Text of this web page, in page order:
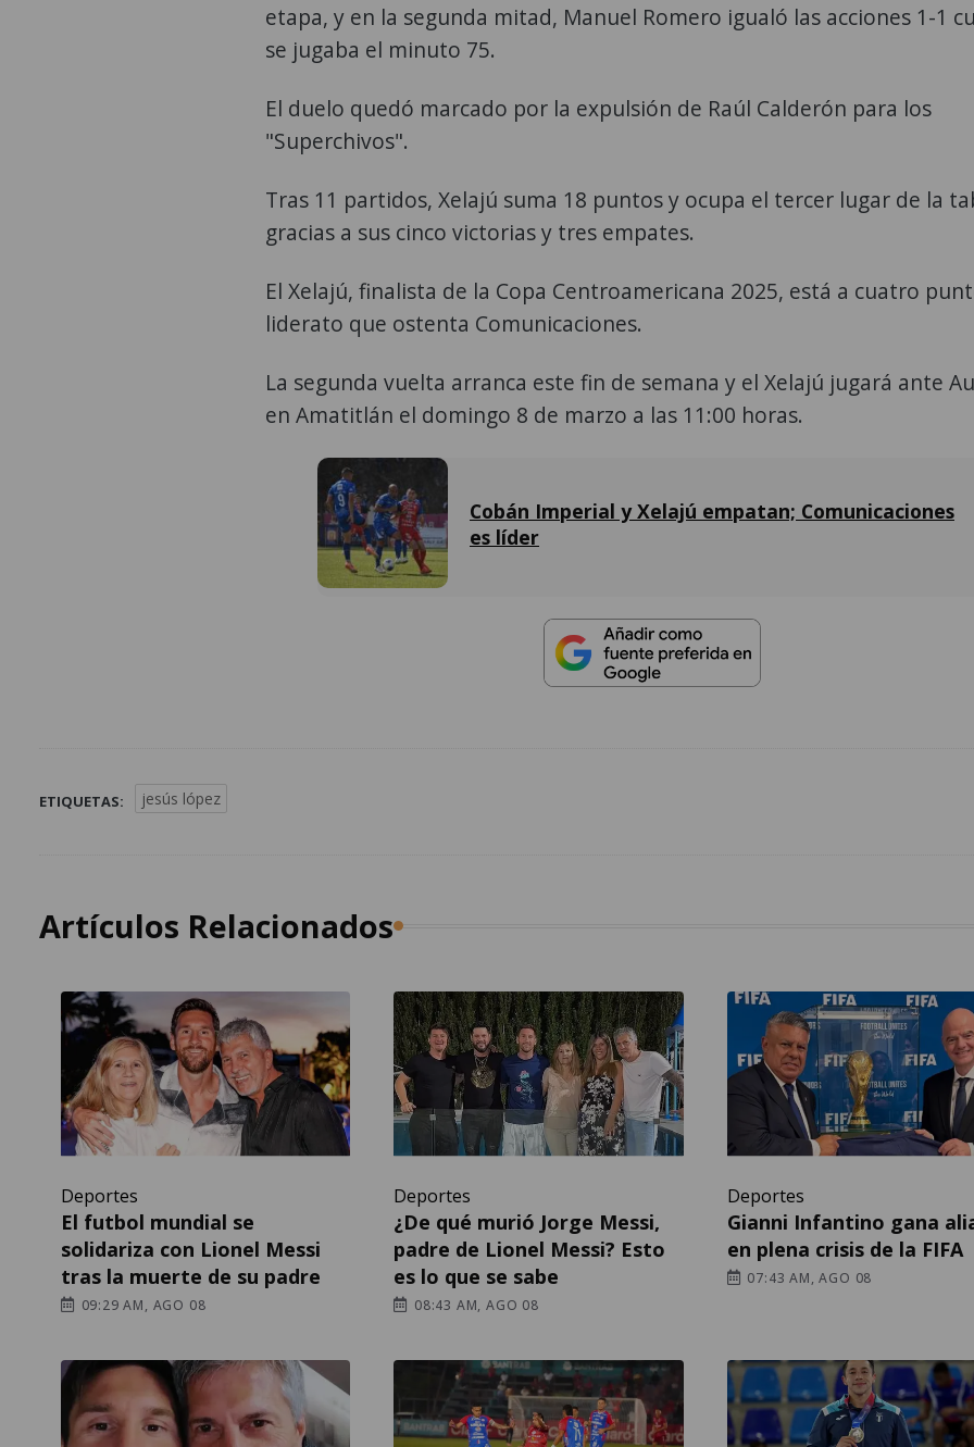
etapa, y en la segunda mitad, Manuel Romero igualó las acciones 1-1
se jugaba el minuto 75.
El duelo quedó marcado por la expulsión de Raúl Calderón para los
"Superchivos".
Tras 11 partidos, Xelajú suma 18 puntos y ocupa el tercer lugar de la
gracias a sus cinco victorias y tres empates.
El Xelajú, finalista de la Copa Centroamericana 2025, está a cuatro
liderato que ostenta Comunicaciones.
La segunda vuelta arranca este fin de semana y el Xelajú jugará ante
en Amatitlán el domingo 8 de marzo a las 11:00 horas.
Cobán Imperial y Xelajú empatan; Comunicaciones
es líder
ETIQUETAS: jesús lópez
Artículos Relacionados
Deportes
El futbol mundial se
solidariza con Lionel Messi
tras la muerte de su padre
09:29 AM, AGO 08
Deportes
¿De qué murió Jorge Messi,
padre de Lionel Messi? Esto
es lo que se sabe
08:43 AM, AGO 08
Deportes
Gianni Infantino gana
en plena crisis de la FIFA
07:43 AM, AGO 08